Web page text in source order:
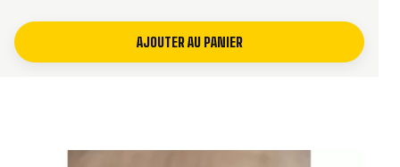
Pain d’épices alsacien
Mousse de miel de forêt
AJOUTER AU PANIER